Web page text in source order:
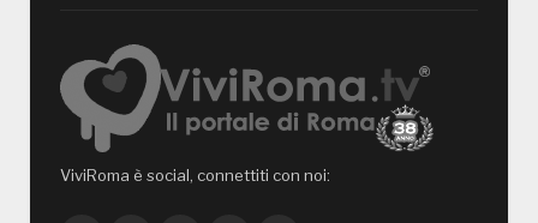
ViviRoma è social, connettiti con noi: